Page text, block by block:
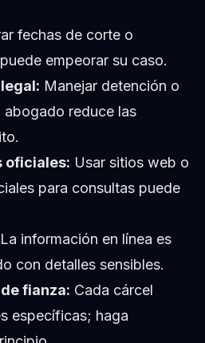
fechas de corte o
empeorar su caso.
Manejar detención o
reduce las
oficiales: Usar sitios web o
para consultas puede
La información en línea es
con detalles sensibles.
fianza: Cada cárcel
específicas; haga